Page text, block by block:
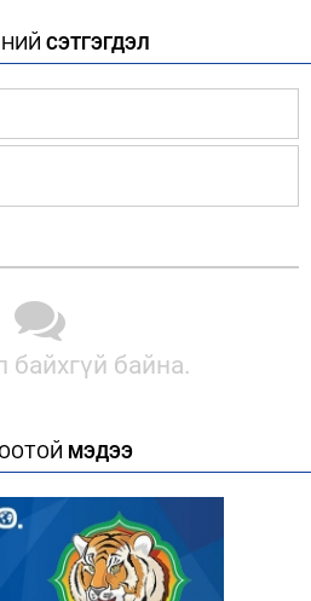
СЭТГЭГДЭЛ
байхгүй байна.
МЭДЭЭ